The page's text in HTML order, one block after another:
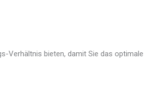
Verhältnis bieten, damit Sie das optimale